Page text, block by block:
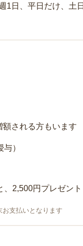
1日、平日だけ、土
される方もいます
）
2,500円プレゼント
支払いとなります